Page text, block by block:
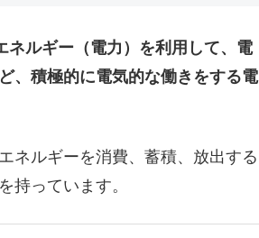
ネルギー（電力）を利用して、電
、積極的に電気的な働きをする電
ネルギーを消費、蓄積、放出する
持っています。